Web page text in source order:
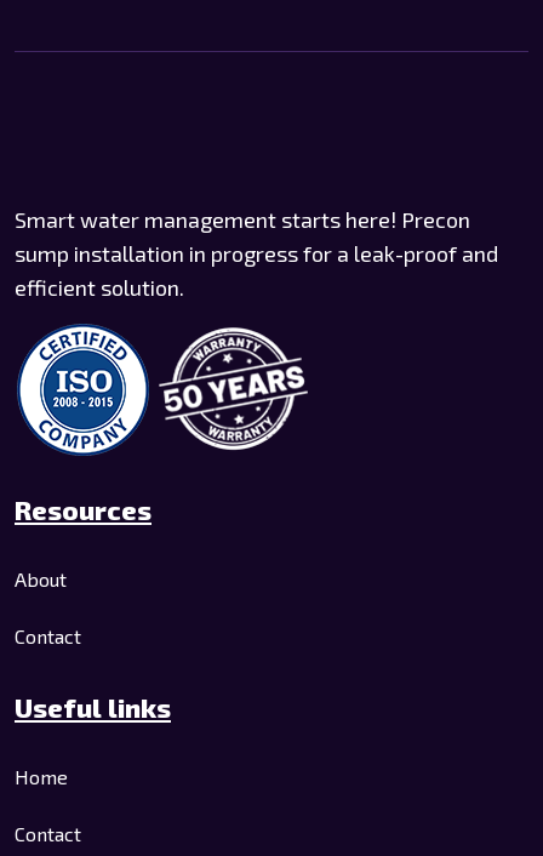
Smart water management starts here! Precon
sump installation in progress for a leak-proof and
efficient solution.
Resources
About
Contact
Useful links
Home
Contact